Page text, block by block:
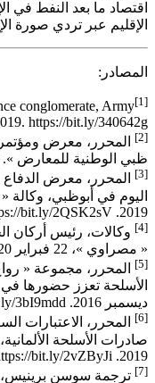
اقتصاد ما بعد النفط في
الإقليم عبر تردي صورة
المصادر:
[1]
conglomerate, Army
https://bit.ly/340642g
[2]
المحرر، معرض
ظبي الوطنية للمعارض ».
[3]
2019.
bit.ly/2QSK2sV
[4] وكالات، رئيس أركان
« مصراوي »، 22 فبراير 2020.
[5]
المحرر، مجموعة «
ديسمبر 2016.
3bI9mdd
[6]
المحرر، الاعتبارات
2019.
bit.ly/2vZByJi
[7] ترجمة سوسن برينيس،